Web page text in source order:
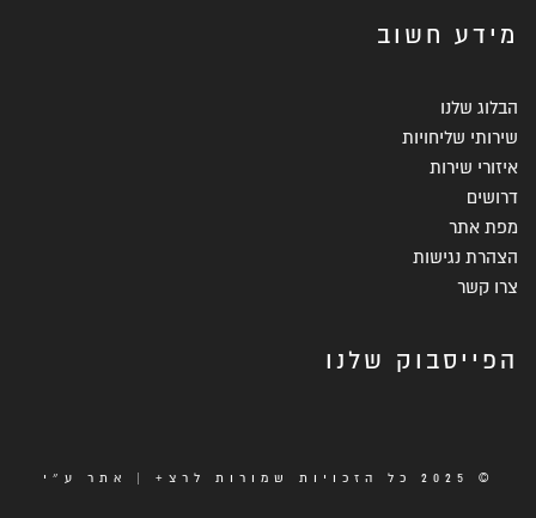
מידע חשוב
הבלוג שלנו
שירותי שליחויות
איזורי שירות
דרושים
מפת אתר
הצהרת נגישות
צרו קשר
הפייסבוק שלנו
© 2025 כל הזכויות שמורות לרצ+ | אתר ע״י